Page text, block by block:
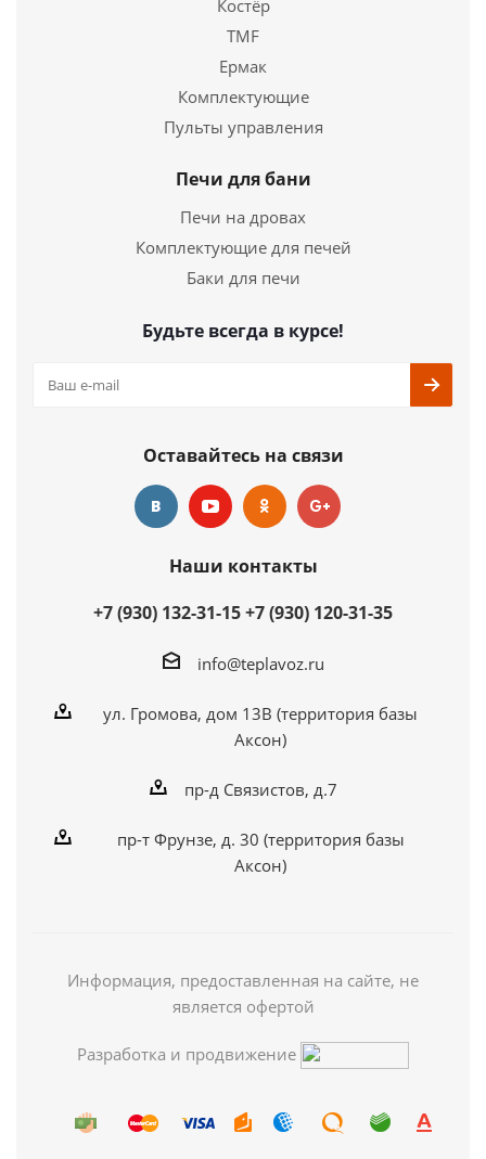
Подробнее
Костёр
TMF
Ермак
Комплектующие
Пульты управления
Печи для бани
Печи на дровах
Комплектующие для печей
Баки для печи
Будьте всегда в курсе!
Оставайтесь на связи
Наши контакты
+7 (930) 132-31-15+7 (930) 120-31-35
info@teplavoz.ru
ул. Громова, дом 13В (территория базы
Аксон)
пр-д Связистов, д.7
пр-т Фрунзе, д. 30 (территория базы
Аксон)
Информация, предоставленная на сайте, не
является офертой
Разработка и продвижение